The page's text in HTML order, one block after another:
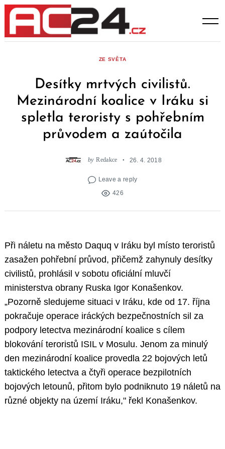
Skip
content
ZE SVĚTA
Desítky mrtvých civilistů.
Mezinárodní koalice v Iráku si
spletla teroristy s pohřebním
průvodem a zaútočila
by Redakce 26. 4. 2018
Leave a reply
426
Při náletu na město Daquq v Iráku byl místo teroristů
zasažen pohřební průvod, přičemž zahynuly desítky
civilistů, prohlásil v sobotu oficiální mluvčí
ministerstva obrany Ruska Igor Konašenkov.
„Pozorně sledujeme situaci v Iráku, kde od 17. října
pokračuje operace iráckých bezpečnostních sil za
podpory letectva mezinárodní koalice s cílem
blokování teroristů ISIL v Mosulu. Jenom za minulý
den mezinárodní koalice provedla 22 bojových letů
taktického letectva a čtyři operace bezpilotních
bojových letounů, přitom bylo podniknuto 19 náletů na
různé objekty na území Iráku," řekl Konašenkov.